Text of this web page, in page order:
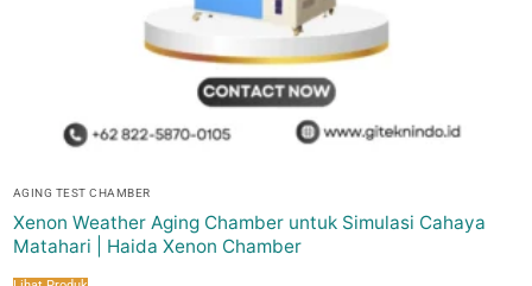
AGING TEST CHAMBER
Xenon Weather Aging Chamber untuk Simulasi Cahaya
Matahari | Haida Xenon Chamber